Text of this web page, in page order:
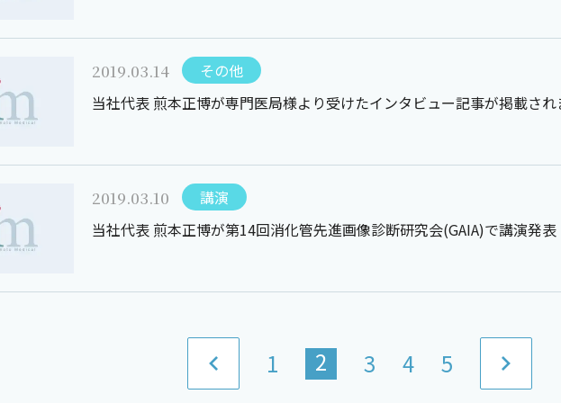
2019.03.14
その他
当社代表 煎本正博が専門医局様より受けたインタビュー記事が掲載さ
2019.03.10
講演
当社代表 煎本正博が第14回消化管先進画像診断研究会(GAIA)で講演発表
1 2 3 4 5